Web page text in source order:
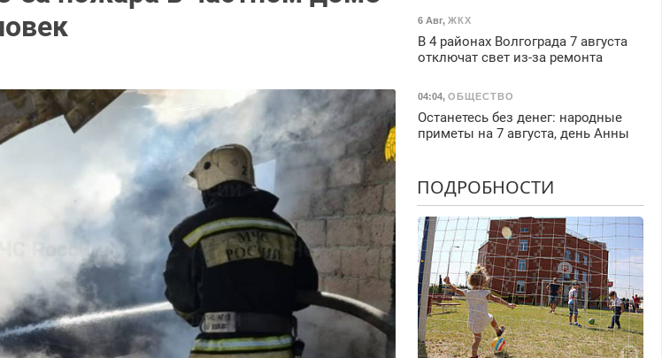
6 Авг, ЖКХ
В 4 районах Волгограда 7 августа
отключат свет из-за ремонта
04:04, ОБЩЕСТВО
Останетесь без денег: народные
приметы на 7 августа, день Анны
ПОДРОБНОСТИ